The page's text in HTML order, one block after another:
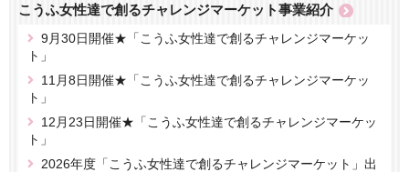
こうふ女性達で創るチャレンジマーケット事業紹介
9月30日開催★「こうふ女性達で創るチャレンジマーケッ
ト」
11月8日開催★「こうふ女性達で創るチャレンジマーケッ
ト」
12月23日開催★「こうふ女性達で創るチャレンジマーケッ
ト」
2026年度「こうふ女性達で創るチャレンジマーケット」出